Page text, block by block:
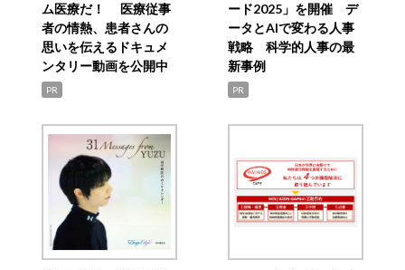
ム医療だ！ 医療従事
者の情熱、患者さんの
思いを伝えるドキュメ
ンタリー動画を公開中
PR
ード2025」を開催 デ
ータとAIで変わる人事
戦略 科学的人事の最
新事例
PR